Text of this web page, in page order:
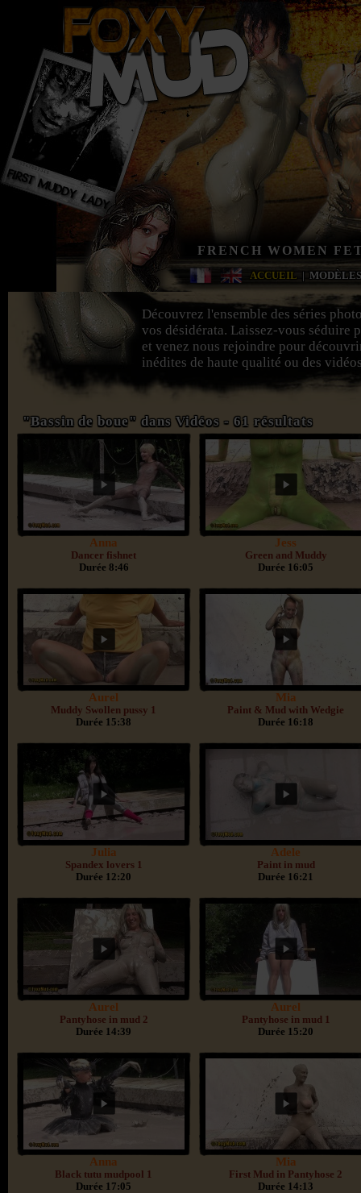
FRENCH WOMEN
ACCUEIL | MODÈLES
Découvrez l'ensemble des séries
vos désidérata. Laissez-vous séduire
et venez nous rejoindre pour
inédites de haute qualité ou des
"Bassin de boue" dans Vidéos - 61 résultats
Anna
Dancer fishnet
Durée 8:46
Jess
Green and Muddy
Durée 16:05
Aurel
Muddy Swollen pussy 1
Durée 15:38
Mia
Paint & Mud with Wedgie
Durée 16:18
Julia
Spandex lovers 1
Durée 12:20
Adele
Paint in mud
Durée 16:21
Aurel
Pantyhose in mud 2
Durée 14:39
Aurel
Pantyhose in mud 1
Durée 15:20
Anna
Black tutu mudpool 1
Durée 17:05
Mia
First Mud in Pantyhose 2
Durée 14:13